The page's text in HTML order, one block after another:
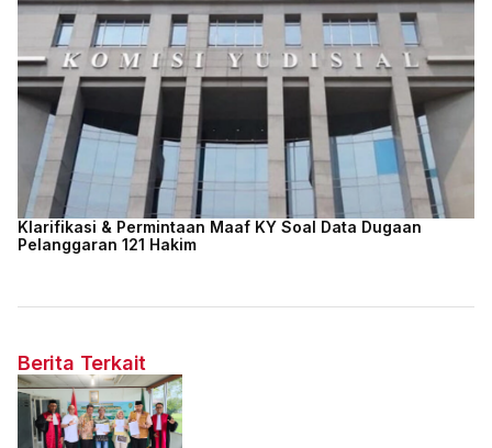
Klarifikasi & Permintaan Maaf KY Soal Data Dugaan
Pelanggaran 121 Hakim
Berita Terkait